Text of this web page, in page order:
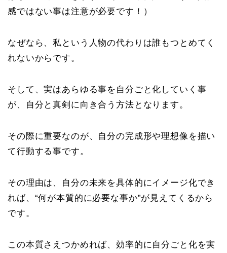
感ではない事は注意が必要です！）
なぜなら、私という人物の代わりは誰もつとめてく
れないから です。
そして、実はあらゆる事を自分ごと化していく事
が、自分と真剣に向き合う方法となります。
その際に重要なのが、自分の完成形や理想像を描い
て行動する事です。
その理由は、
自分の未来を具体的にイメージ化でき
れば、“何が本質的に必要な事か”が見えてくるから
です。
この本質さえつかめれば、効率的に自分ごと化を実